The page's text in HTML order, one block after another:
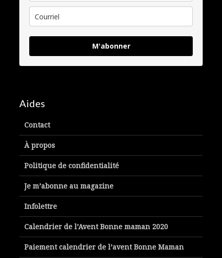
M'abonner
Aides
Contact
À propos
Politique de confidentialité
Je m’abonne au magazine
Infolettre
Calendrier de l’Avent Bonne maman 2020
Paiement calendrier de l’avent Bonne Maman